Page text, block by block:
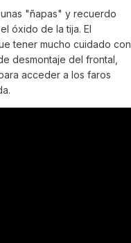
"ñapas" y recuerdo
óxido de la tija. El
tener mucho cuidado con
desmontaje del frontal,
acceder a los faros